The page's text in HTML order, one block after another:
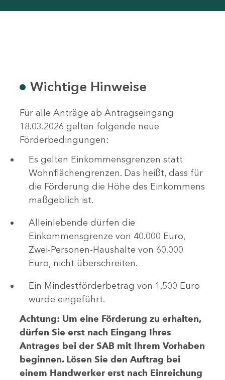
Wichtige Hinweise
Für alle Anträge ab Antragseingang
18.03.2026 gelten folgende neue
Förderbedingungen:
Es gelten Einkommensgrenzen statt
Wohnflächengrenzen. Das heißt, dass für
die Förderung die Höhe des Einkommens
maßgeblich ist.
Alleinlebende dürfen die
Einkommensgrenze von 40.000 Euro,
Zwei-Personen-Haushalte von 60.000
Euro, nicht überschreiten.
Ein Mindestförderbetrag von 1.500 Euro
wurde eingeführt.
Achtung: Um eine Förderung zu erhalten,
dürfen Sie erst nach Eingang Ihres
Antrages bei der SAB mit Ihrem Vorhaben
beginnen. Lösen Sie den Auftrag bei
einem Handwerker erst nach Einreichung